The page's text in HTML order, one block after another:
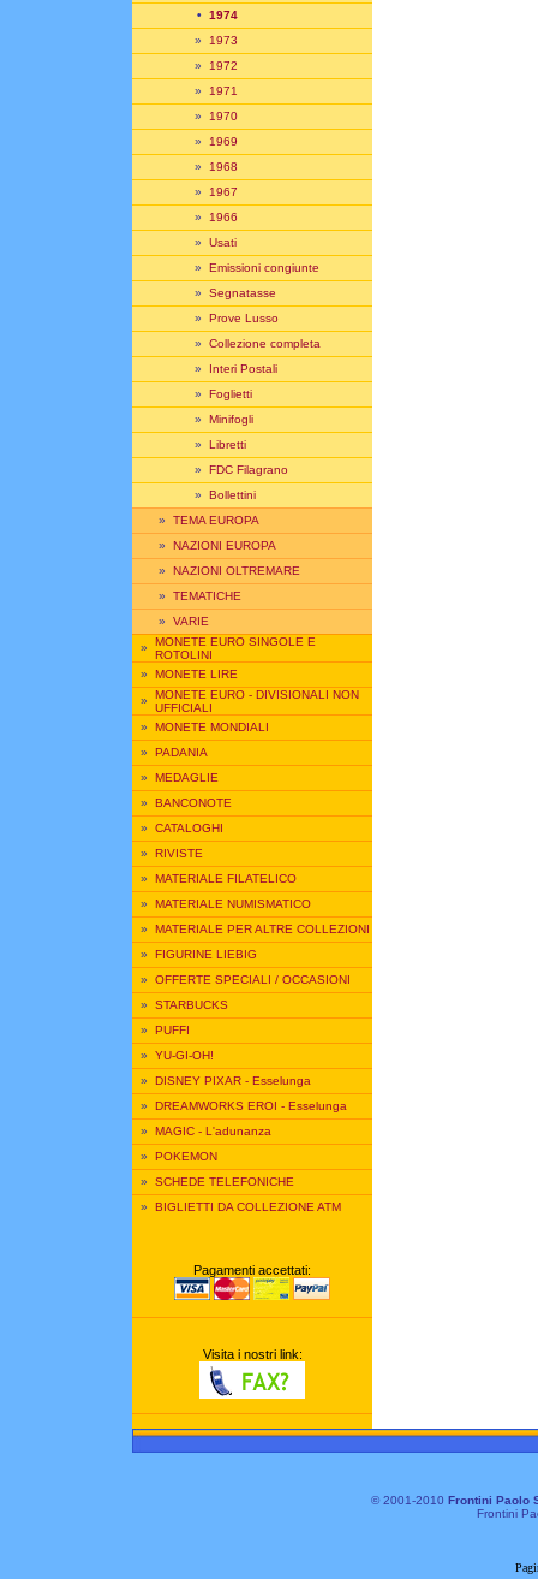
• 1974
» 1973
» 1972
» 1971
» 1970
» 1969
» 1968
» 1967
» 1966
» Usati
» Emissioni congiunte
» Segnatasse
» Prove Lusso
» Collezione completa
» Interi Postali
» Foglietti
» Minifogli
» Libretti
» FDC Filagrano
» Bollettini
» TEMA EUROPA
» NAZIONI EUROPA
» NAZIONI OLTREMARE
» TEMATICHE
» VARIE
» MONETE EURO SINGOLE E
ROTOLINI
» MONETE LIRE
» MONETE EURO - DIVISIONALI NON
UFFICIALI
» MONETE MONDIALI
» PADANIA
» MEDAGLIE
» BANCONOTE
» CATALOGHI
» RIVISTE
» MATERIALE FILATELICO
» MATERIALE NUMISMATICO
» MATERIALE PER ALTRE COLLEZIONI
» FIGURINE LIEBIG
» OFFERTE SPECIALI / OCCASIONI
» STARBUCKS
» PUFFI
» YU-GI-OH!
» DISNEY PIXAR - Esselunga
» DREAMWORKS EROI - Esselunga
» MAGIC - L'adunanza
» POKEMON
» SCHEDE TELEFONICHE
» BIGLIETTI DA COLLEZIONE ATM
Pagamenti accettati:
Visita i nostri link:
© 2001-2010 Frontini Paolo
Frontini